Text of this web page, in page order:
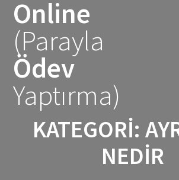
Online
(Parayla
Ödev
Yaptırma)
KATEGORI:
NEDIR